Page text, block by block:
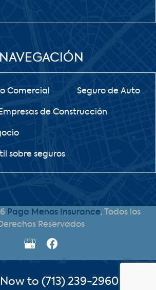
NAVEGACIÓN
Comercial Seguro de Auto
de Construcción
sobre seguros
Paga Menos Insurance, Todos los
Reservados
to (713) 239-2960